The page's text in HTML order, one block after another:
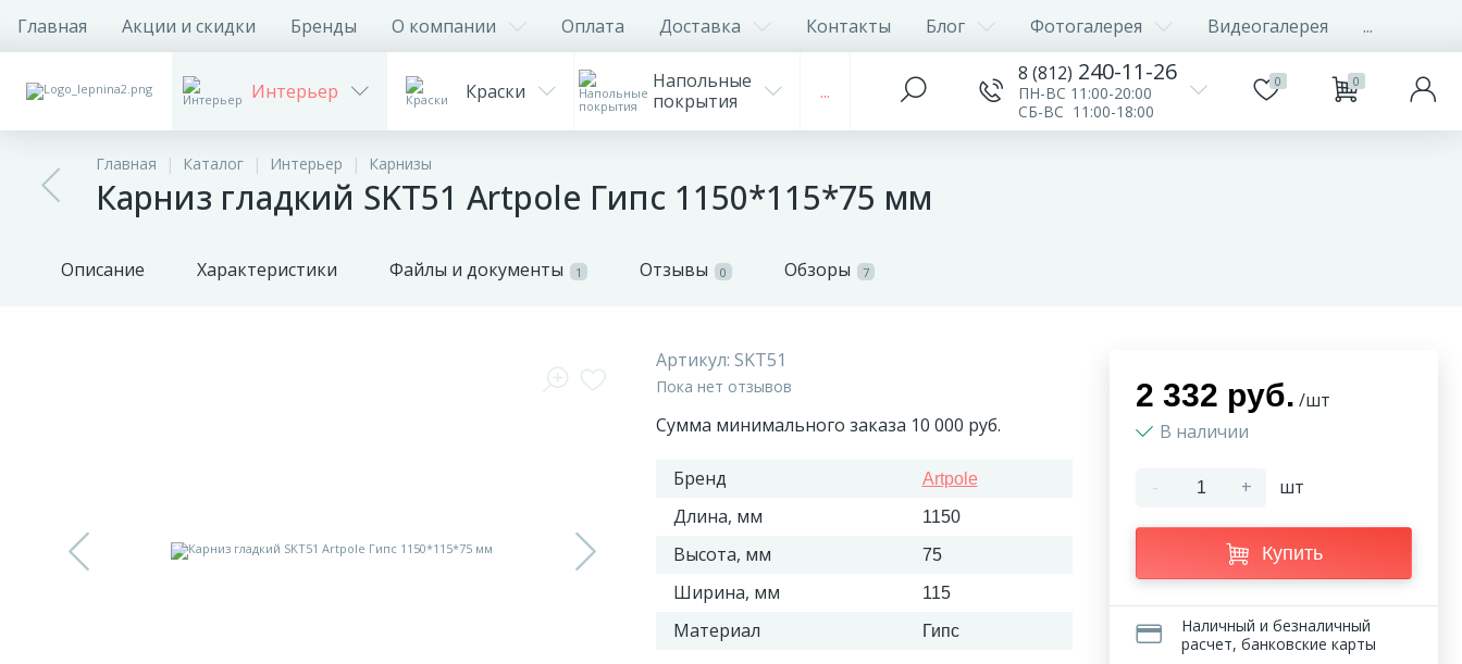
Главная Акции и скидки Бренды О компании Оплата Доставка Контакты Блог Фотогалерея Видеогалерея ...
Интерьер Краски
Напольные
покрытия
...
8 (812) 240-11-26
ПН-ВС 11:00-20:00
СБ-ВС 11:00-18:00
0 0
Главная Каталог Интерьер Карнизы
Карниз гладкий SKT51 Artpole Гипс 1150*115*75 мм
Описание Характеристики Файлы и документы 1 Отзывы 0 Обзоры 7
Артикул: SKT51
Пока нет отзывов
Сумма минимального заказа 10 000 руб.
Бренд Artpole
Длина, мм 1150
Высота, мм 75
Ширина, мм 115
Материал Гипс
2 332 руб. /шт
В наличии
- + шт
Купить
Наличный и безналичный
расчет, банковские карты